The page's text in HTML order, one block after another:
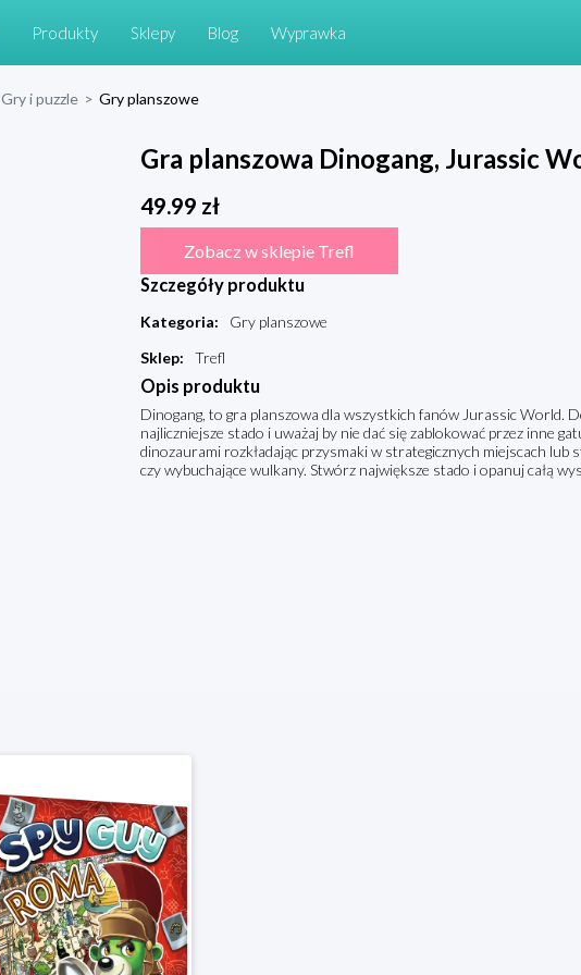
Produkty Sklepy Blog Wyprawka
Gry i puzzle > Gry planszowe
Gra planszowa Dinogang, Jurassic
49.99 zł
Zobacz w sklepie Trefl
Szczegóły produktu
Kategoria:
Gry planszowe
Sklep: Trefl
Opis produktu
Dinogang, to gra planszowa dla wszystkich fanów Jurassic World.
najliczniejsze stado i uważaj by nie dać się zablokować przez inne
dinozaurami rozkładając przysmaki w strategicznych miejscach
czy wybuchające wulkany. Stwórz największe stado i opanuj całą